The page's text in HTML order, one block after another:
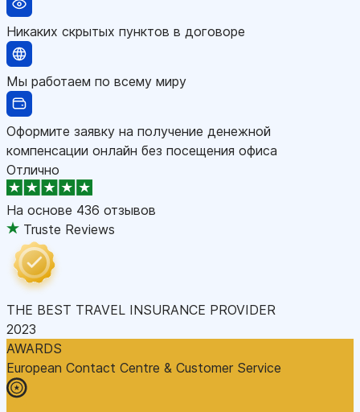
Никаких скрытых пунктов в договоре
Мы работаем по всему миру
Оформите заявку на получение денежной
компенсации онлайн без посещения офиса
Отлично
На основе 436 отзывов
Truste Reviews
THE BEST TRAVEL INSURANCE PROVIDER
2023
AWARDS
European Contact Centre & Customer Service